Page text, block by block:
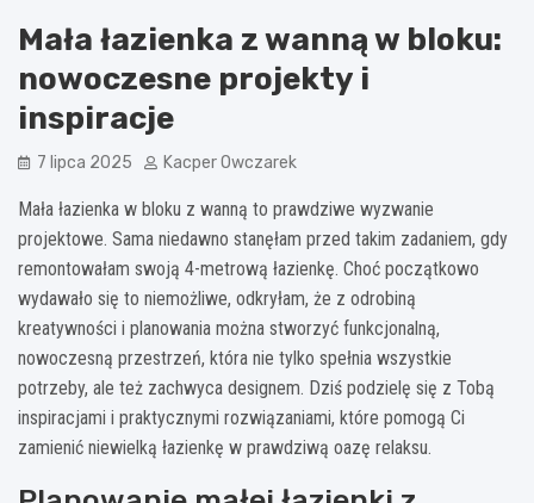
Mała łazienka z wanną w bloku:
nowoczesne projekty i
inspiracje
7 lipca 2025 Kacper Owczarek
Mała łazienka w bloku z wanną to prawdziwe wyzwanie
projektowe. Sama niedawno stanęłam przed takim zadaniem, gdy
remontowałam swoją 4-metrową łazienkę. Choć początkowo
wydawało się to niemożliwe, odkryłam, że z odrobiną
kreatywności i planowania można stworzyć funkcjonalną,
nowoczesną przestrzeń, która nie tylko spełnia wszystkie
potrzeby, ale też zachwyca designem. Dziś podzielę się z Tobą
inspiracjami i praktycznymi rozwiązaniami, które pomogą Ci
zamienić niewielką łazienkę w prawdziwą oazę relaksu.